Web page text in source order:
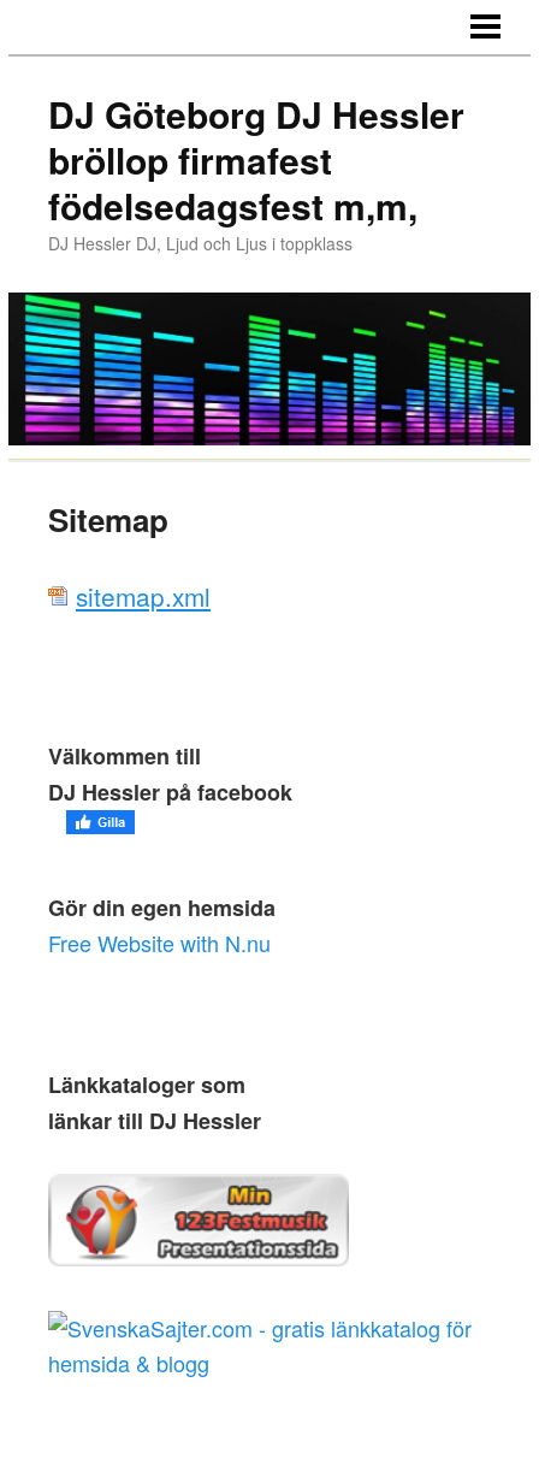
MUSIKEN
MUSIK
MEDIA
PRISER
KONTAKT
LÄNKAR
DJ Göteborg DJ Hessler
bröllop firmafest
födelsedagsfest m,m,
DJ Hessler DJ, Ljud och Ljus i toppklass
Sitemap
sitemap.xml
Välkommen till
DJ Hessler på facebook
Gör din egen hemsida
Free Website with N.nu
Länkkataloger som
länkar till DJ Hessler